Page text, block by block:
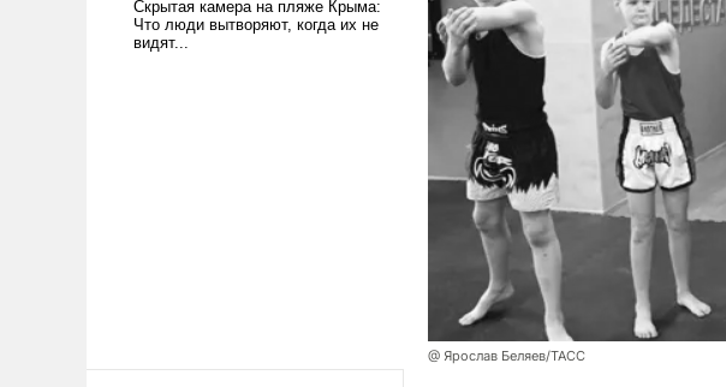
@ Ярослав Беляев/ТАСС